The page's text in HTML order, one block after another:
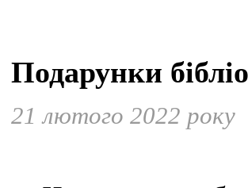
Подарунки
21 лютого 2022 року